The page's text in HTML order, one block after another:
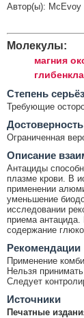
Автор(ы): McEvoy
Молекулы:
магния
Cтепень
Требующие
Достоверность
Ограниченная
Описание
Антациды
плазме крови. В
применении
уменьшение
исследовании
приема антацида.
содержание
Рекомендации
Применение
Нельзя
Следует
Источники
Печатные